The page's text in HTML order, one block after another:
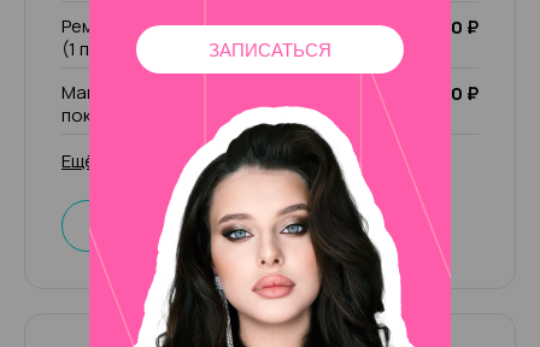
Ремонт ногтя (1 пальчик)/ чужой ремонт
(1 пальчик)
200 ₽
Маникюр комбинированный без
покрытия
2 000 ₽
Ещё 31 услуга
Записаться
ЗАПИСАТЬСЯ